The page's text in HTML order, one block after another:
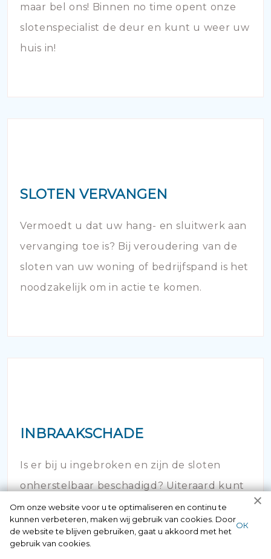
maar bel ons! Binnen no time opent onze
slotenspecialist de deur en kunt u weer uw
huis in!
SLOTEN VERVANGEN
Vermoedt u dat uw hang- en sluitwerk aan
vervanging toe is? Bij veroudering van de
sloten van uw woning of bedrijfspand is het
noodzakelijk om in actie te komen.
INBRAAKSCHADE
Is er bij u ingebroken en zijn de sloten
onherstelbaar beschadigd? Uiteraard kunt
u hier 24/7 bij ons terecht.
Om onze website voor u te optimaliseren en continu te
kunnen verbeteren, maken wij gebruik van cookies. Door
de website te blijven gebruiken, gaat u akkoord met het
gebruik van cookies.
ОК